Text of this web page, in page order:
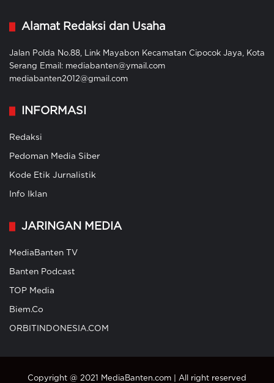
Alamat Redaksi dan Usaha
Jalan Polda No.88, Link Mayabon Kecamatan Cipocok Jaya, Kota
Serang Email: mediabanten@ymail.com
mediabanten2012@gmail.com
INFORMASI
Redaksi
Pedoman Media Siber
Kode Etik Jurnalistik
Info Iklan
JARINGAN MEDIA
MediaBanten TV
Banten Podcast
TOP Media
Biem.Co
ORBITINDONESIA.COM
Copyright @ 2021 MediaBanten.com | All right reserved